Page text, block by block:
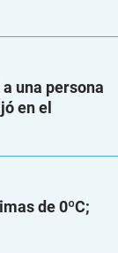
una persona
en el
de 0ºC;